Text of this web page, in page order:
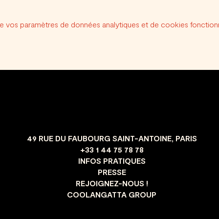
vos paramètres de données analytiques et de cookies
49 RUE DU FAUBOURG SAINT-ANTOINE, PARIS
+33 1 44 75 78 78
INFOS PRATIQUES
PRESSE
REJOIGNEZ-NOUS !
COOLANGATTA GROUP